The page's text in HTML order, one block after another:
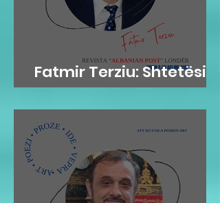
Fatmir Terziu: Shtetësia
britanike sipas lindjes